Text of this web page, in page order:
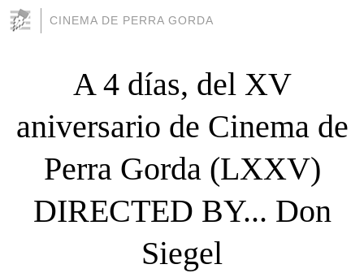
CINEMA DE PERRA GORDA
A 4 días, del XV
aniversario de Cinema de
Perra Gorda (LXXV)
DIRECTED BY... Don
Siegel